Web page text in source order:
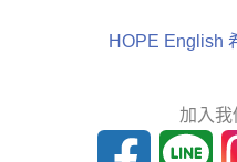
HOPE English
加入我